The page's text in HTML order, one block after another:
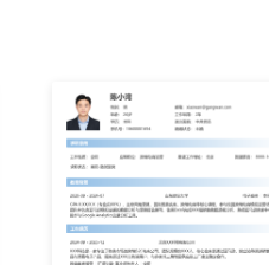
用户反馈中的产品改进建议，并
与优化工作，负责品类月均销售额
其中XXX条补货建议被采纳，避免